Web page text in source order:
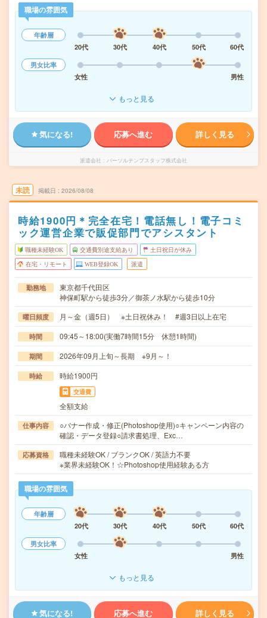
職場の雰囲気
年齢層
20代
30代 40代 50代
60代
男女比率
女性
男性
もっと見る
気になる! 応募へ進む 詳しく見る
派遣会社 パーソルテンプスタッフ株式会社
未読 掲載日 2026/08/08
時給1900円＊完全在宅！電話無し！電子コミ
ック運営企業で販促部門でアシスタント
職種未経験OK 交通費別途支給あり 土日祝日が休み
在宅・リモート WEB登録OK 派遣
勤務地
東京都千代田区
神保町駅から徒歩3分／御茶ノ水駅から徒歩10分
曜日頻度 月～金（週5日） ※土日祝休み！ #週3日以上在宅
時間 09:45～18:00(実働7時間15分 休憩1時間)
期間 2026年09月上旬～長期 ※9月～！
時給 時給1900円
交通費
全額支給
仕事内容
○バナー作成・修正(Photoshop使用)○キャンペーン内容の
確認・データ登録○請求書処理、Exc…
応募資格
職種未経験OK / ブランクOK / 英語力不要
※業界未経験OK！☆Photoshop使用経験ある方
職場の雰囲気
年齢層
20代
30代 40代 50代
60代
男女比率
女性
男性
もっと見る
気になる! 応募へ進む 詳しく見る